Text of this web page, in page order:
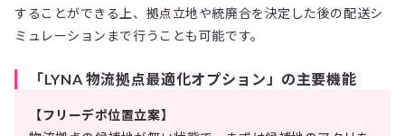
することができる上、拠点立地や統廃合を決定した後の配送シ
ミュレーションまで行うことも可能です。
「LYNA 物流拠点最適化オプション」の主要機能
【フリーデポ位置立案】